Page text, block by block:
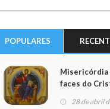
POPULARES
Misericórdia
faces do
28 de abril